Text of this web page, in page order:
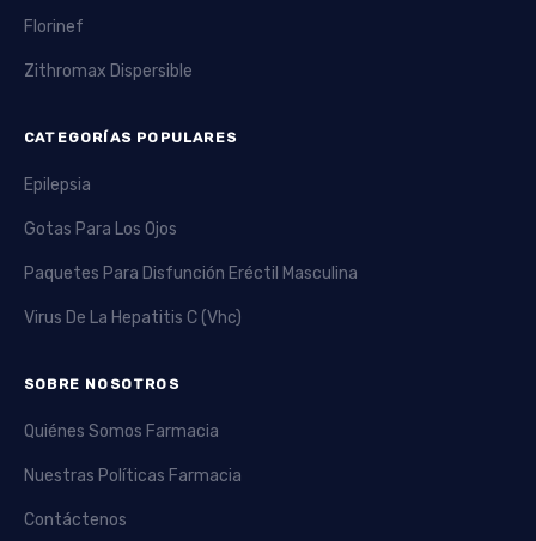
Florinef
Zithromax Dispersible
CATEGORÍAS POPULARES
Epilepsia
Gotas Para Los Ojos
Paquetes Para Disfunción Eréctil Masculina
Virus De La Hepatitis C (Vhc)
SOBRE NOSOTROS
Quiénes Somos Farmacia
Nuestras Políticas Farmacia
Contáctenos